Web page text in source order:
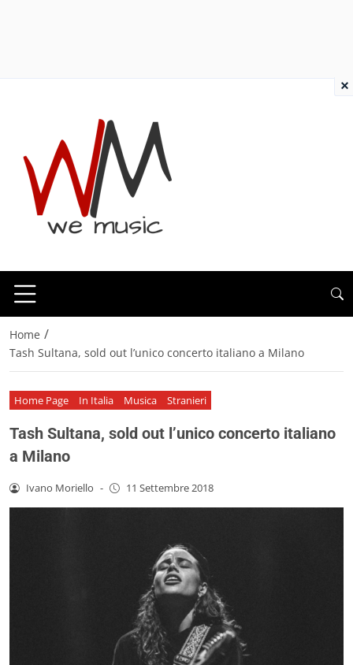
Home /
Tash Sultana, sold out l’unico concerto italiano a Milano
Home Page In Italia Musica Stranieri
Tash Sultana, sold out l’unico concerto italiano
a Milano
Ivano Moriello - 11 Settembre 2018
×